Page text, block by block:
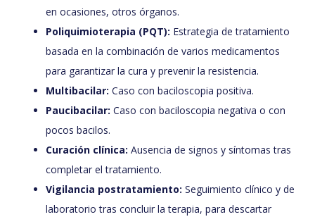
en ocasiones, otros órganos.
Poliquimioterapia (PQT): Estrategia de tratamiento
basada en la combinación de varios medicamentos
para garantizar la cura y prevenir la resistencia.
Multibacilar: Caso con baciloscopia positiva.
Paucibacilar: Caso con baciloscopia negativa o con
pocos bacilos.
Curación clínica: Ausencia de signos y síntomas tras
completar el tratamiento.
Vigilancia postratamiento: Seguimiento clínico y de
laboratorio tras concluir la terapia, para descartar